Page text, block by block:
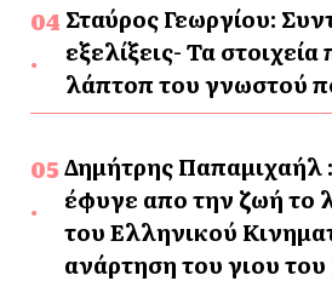
Σταύρος Γεωργίου:
εξελίξεις- Τα
λάπτοπ του γνωστού
Δημήτρης Παπαμιχαήλ
έφυγε απο την ζωή το
του Ελληνικού
ανάρτηση του γιου του